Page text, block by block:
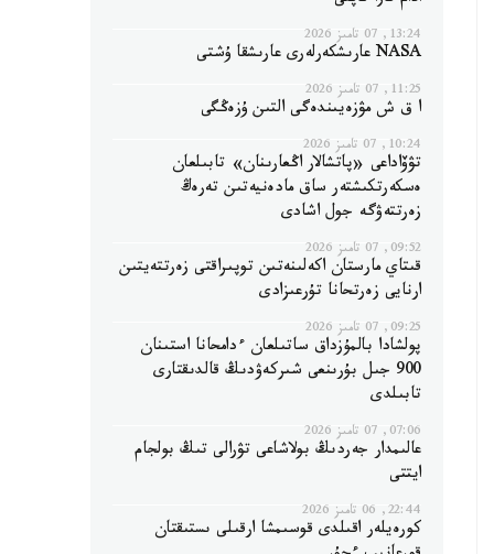
13:24, 07 تامىز 2026
NASA عارىشكەرلەرى عارىشقا ۇشتى
11:25, 07 تامىز 2026
ا ق ش مۋزەيىندەگى التىن ۇزەڭگى
10:24, 07 تامىز 2026
تۋۆاداعى «پاتشالار اڭعارىنان» تابىلعان
ەسكەرتكىشتەر ساق مادەنيەتىن تەرەڭ
زەرتتەۋگە جول اشادى
09:52, 07 تامىز 2026
قىتاي مارستان اكەلىنەتىن توپىراقتى زەرتتەيتىن
ارنايى زەرتحانا تۇرعىزادى
09:25, 07 تامىز 2026
پولشادا بالمۇزداق ساتىلعان ءدامحانا استىنان
900 جىل بۇرىنعى شىركەۋدىڭ قالدىقتارى
تابىلدى
07:06, 07 تامىز 2026
عالىمدار جەردىڭ بولاشاعى تۋرالى تىڭ بولجام
ايتتى
22:44, 06 تامىز 2026
كورەيلەر اقىلدى قوسىمشا ارقىلى ىستىقتان